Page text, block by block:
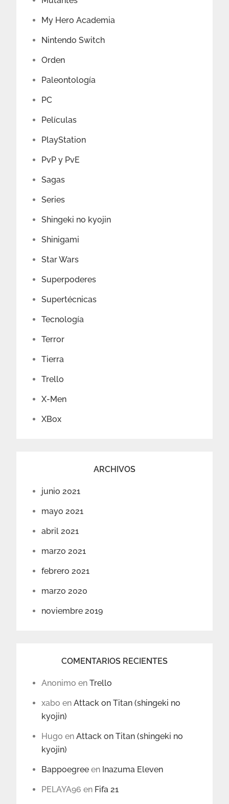
My Hero Academia
Nintendo Switch
Orden
Paleontología
PC
Películas
PlayStation
PvP y PvE
Sagas
Series
Shingeki no kyojin
Shinigami
Star Wars
Superpoderes
Supertécnicas
Tecnología
Terror
Tierra
Trello
X-Men
XBox
ARCHIVOS
junio 2021
mayo 2021
abril 2021
marzo 2021
febrero 2021
marzo 2020
noviembre 2019
COMENTARIOS RECIENTES
Anonimo enTrello
xabo enAttack on Titan (shingeki no
kyojin)
Hugo enAttack on Titan (shingeki no
kyojin)
Bappoegree en Inazuma Eleven
PELAYA96 en Fifa 21